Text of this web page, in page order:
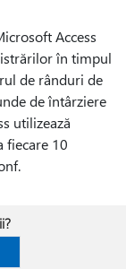
Access
în timpul
de rânduri de
de întârziere
utilizează
fiecare 10